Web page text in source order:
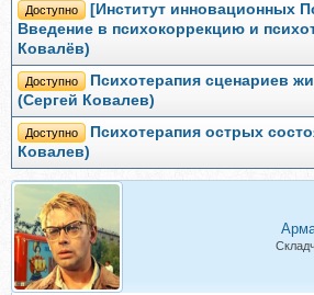
Доступно
[Институт инновационных
Введение в психокоррекцию и
Ковалёв)
Доступно
Психотерапия сценариев
(Сергей Ковалев)
Доступно
Психотерапия острых
Ковалев)